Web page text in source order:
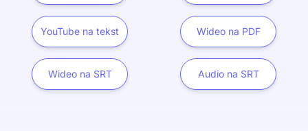
YouTube na tekst Wideo na PDF
Wideo na SRT Audio na SRT